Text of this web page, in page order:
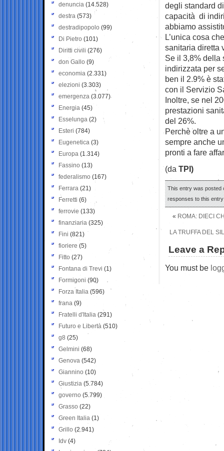
degli standard
capacità di
abbiamo
L’unica cosa
sanitaria diretta
Se il 3,8% della
indirizzata per
ben il 2.9% è
con il Servizio
Inoltre, se nel
prestazioni
del 26%.
Perchè oltre a
sempre anche
pronti a fare
(da TPI)
This entry was posted
responses to this
« ROMA: DIECI
LA TRUFFA DEL
Leave a
You must be
denuncia (14.528)
destra (573)
destradipopolo (99)
Di Pietro (101)
Diritti civili (276)
don Gallo (9)
economia (2.331)
elezioni (3.303)
emergenza (3.077)
Energia (45)
Esselunga (2)
Esteri (784)
Eugenetica (3)
Europa (1.314)
Fassino (13)
federalismo (167)
Ferrara (21)
Ferretti (6)
ferrovie (133)
finanziaria (325)
Fini (821)
fioriere (5)
Fitto (27)
Fontana di Trevi (1)
Formigoni (90)
Forza Italia (596)
frana (9)
Fratelli d'Italia (291)
Futuro e Libertà (510)
g8 (25)
Gelmini (68)
Genova (542)
Giannino (10)
Giustizia (5.784)
governo (5.799)
Grasso (22)
Green Italia (1)
Grillo (2.941)
Idv (4)